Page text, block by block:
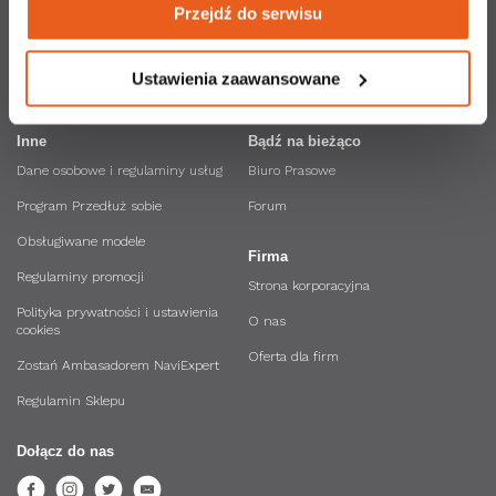
informacji znajdziesz w naszej polityce prywatności
Przejdź do serwisu
Ustawienia zaawansowane
LINK4 Doceniamy dobrych
Bądź na bieżąco
Biuro Prasowe
Forum
Firma
Strona korporacyjna
O nas
Oferta dla firm
Inne
Dane osobowe i regulaminy usług
Program Przedłuż sobie
Obsługiwane modele
Regulaminy promocji
Polityka prywatności i ustawienia
cookies
Zostań Ambasadorem NaviExpert
Regulamin Sklepu
Dołącz do nas